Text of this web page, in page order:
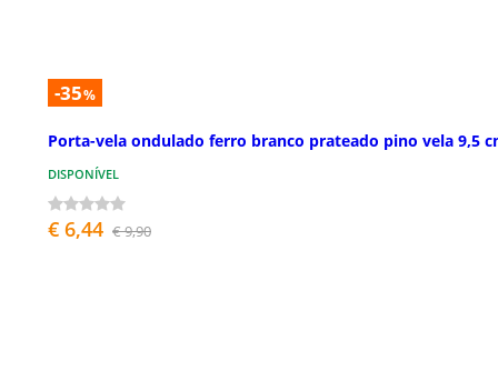
-35%
Porta-vela ondulado ferro branco prateado pino vela 9,5
DISPONÍVEL
€ 6,44 € 9,90